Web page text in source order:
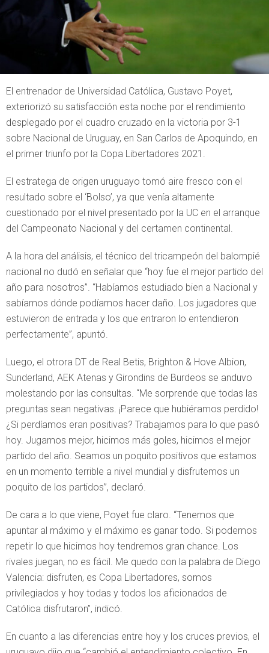
El entrenador de Universidad Católica, Gustavo Poyet,
exteriorizó su satisfacción esta noche por el rendimiento
desplegado por el cuadro cruzado en la victoria por 3-1
sobre Nacional de Uruguay, en San Carlos de Apoquindo, en
el primer triunfo por la Copa Libertadores 2021.
El estratega de origen uruguayo tomó aire fresco con el
resultado sobre el ‘Bolso’, ya que venía altamente
cuestionado por el nivel presentado por la UC en el arranque
del Campeonato Nacional y del certamen continental.
A la hora del análisis, el técnico del tricampeón del balompié
nacional no dudó en señalar que “hoy fue el mejor partido del
año para nosotros”. “Habíamos estudiado bien a Nacional y
sabíamos dónde podíamos hacer daño. Los jugadores que
estuvieron de entrada y los que entraron lo entendieron
perfectamente”, apuntó.
Luego, el otrora DT de Real Betis, Brighton & Hove Albion,
Sunderland, AEK Atenas y Girondins de Burdeos se anduvo
molestando por las consultas. “Me sorprende que todas las
preguntas sean negativas. ¡Parece que hubiéramos perdido!
¿Si perdíamos eran positivas? Trabajamos para lo que pasó
hoy. Jugamos mejor, hicimos más goles, hicimos el mejor
partido del año. Seamos un poquito positivos que estamos
en un momento terrible a nivel mundial y disfrutemos un
poquito de los partidos”, declaró.
De cara a lo que viene, Poyet fue claro. “Tenemos que
apuntar al máximo y el máximo es ganar todo. Si podemos
repetir lo que hicimos hoy tendremos gran chance. Los
rivales juegan, no es fácil. Me quedo con la palabra de Diego
Valencia: disfruten, es Copa Libertadores, somos
privilegiados y hoy todas y todos los aficionados de
Católica disfrutaron”, indicó.
En cuanto a las diferencias entre hoy y los cruces previos, el